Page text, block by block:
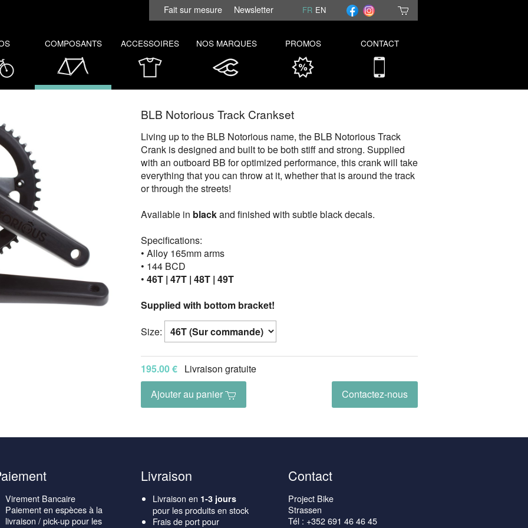
Fait sur mesure Newsletter FR EN
COMPOSANTS ACCESSOIRES NOS MARQUES PROMOS CONTACT
BLB Notorious Track Crankset
Living up to the BLB Notorious name, the BLB Notorious Track
Crank is designed and built to be both stiff and strong. Supplied
with an outboard BB for optimized performance, this crank will take
everything that you can throw at it, whether that is around the track
or through the streets!
Available in blackand finished with subtle black decals.
Specifications:
• Alloy 165mm arms
• 144 BCD
• 46T | 47T | 48T | 49T
Supplied with bottom bracket!
Size:
195.00 € Livraison gratuite
Ajouter au panier
Contactez-nous
Virement Bancaire
Paiement en espèces à la
livraison / pick-up pour les
Livraison
Livraison en 1-3 jours
pour les produits en stock
Frais de port pour
Contact
Project Bike
Strassen
Tél : +352 691 46 46 45